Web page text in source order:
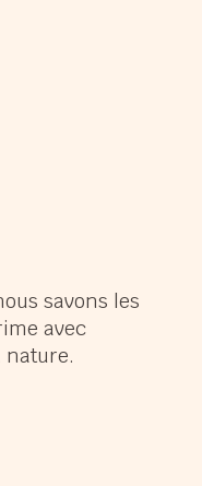
savons les
avec
nature.